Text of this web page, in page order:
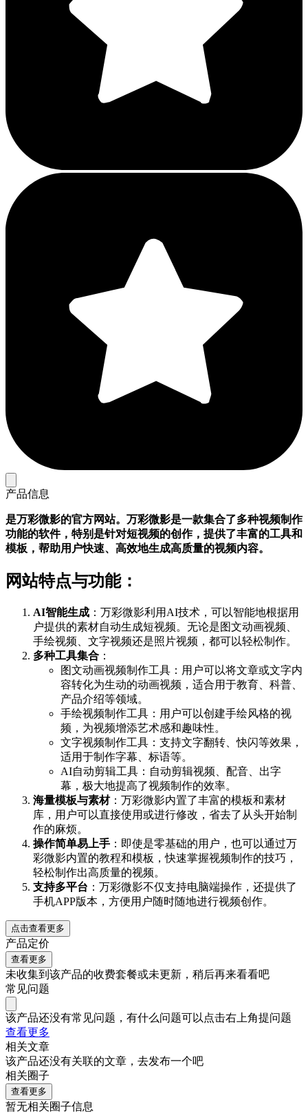
产品信息
是万彩微影的官方网站。万彩微影是一款集合了多种视频制作
功能的软件，特别是针对短视频的创作，提供了丰富的工具和
模板，帮助用户快速、高效地生成高质量的视频内容。
网站特点与功能：
AI智能生成 ：万彩微影利用AI技术，可以智能地根据用
户提供的素材自动生成短视频。无论是图文动画视频、
手绘视频、文字视频还是照片视频，都可以轻松制作。
多种工具集合 ：
图文动画视频制作工具：用户可以将文章或文字内
容转化为生动的动画视频，适合用于教育、科普、
产品介绍等领域。
手绘视频制作工具：用户可以创建手绘风格的视
频，为视频增添艺术感和趣味性。
文字视频制作工具：支持文字翻转、快闪等效果，
适用于制作字幕、标语等。
AI自动剪辑工具：自动剪辑视频、配音、出字
幕，极大地提高了视频制作的效率。
海量模板与素材：万彩微影内置了丰富的模板和素材
库，用户可以直接使用或进行修改，省去了从头开始制
作的麻烦。
操作简单易上手 ：即使是零基础的用户，也可以通过万
彩微影内置的教程和模板，快速掌握视频制作的技巧，
轻松制作出高质量的视频。
支持多平台 ：万彩微影不仅支持电脑端操作，还提供了
手机APP版本，方便用户随时随地进行视频创作。
点击查看更多
产品定价
查看更多
未收集到该产品的收费套餐或未更新，稍后再来看看吧
常见问题
该产品还没有常见问题，有什么问题可以点击右上角提问题
查看更多
相关文章
该产品还没有关联的文章，去发布一个吧
相关圈子
查看更多
暂无相关圈子信息